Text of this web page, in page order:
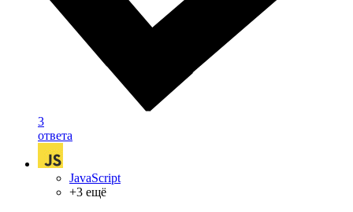
3
ответа
JavaScript
+3 ещё